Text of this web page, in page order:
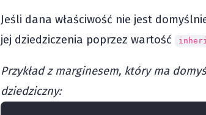
Jeśli dana właściwość nie jest
jej dziedziczenia poprzez wartość
Przykład z marginesem, który ma
dziedziczny: